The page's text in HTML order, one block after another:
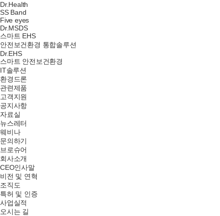
Dr.Health
SS Band
Five eyes
Dr.MSDS
스마트 EHS
안전보건환경 통합솔루션
Dr.EHS
스마트 안전보건환경
IT솔루션
환경드론
관련제품
고객지원
공지사항
자료실
뉴스레터
웨비나
문의하기
브로슈어
회사소개
CEO인사말
비전 및 연혁
조직도
특허 및 인증
사업실적
오시는 길